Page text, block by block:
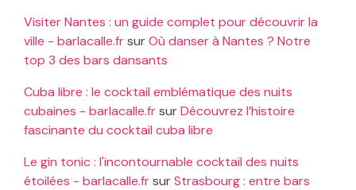
Visiter Nantes : un guide complet pour découvrir la
ville - barlacalle.frsurOù danser à Nantes ? Notre
top 3 des bars dansants
Cuba libre : le cocktail emblématique des nuits
cubaines - barlacalle.frsurDécouvrez l’histoire
fascinante du cocktail cuba libre
Le gin tonic : l'incontournable cocktail des nuits
étoilées - barlacalle.frsurStrasbourg : entre bars